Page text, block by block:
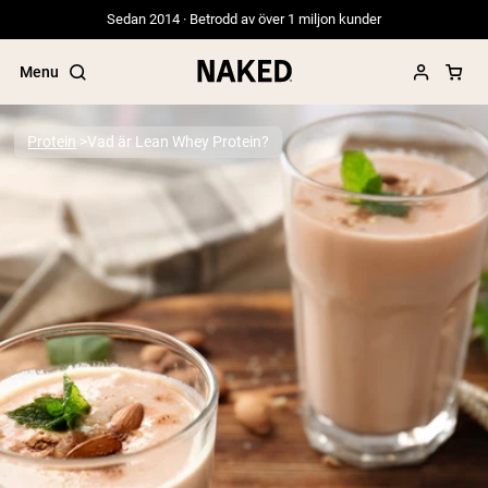
Sedan 2014 · Betrodd av över 1 miljon kunder
Menu
Populära söktermer
”Protein Powder“
”Overnight Oats“
”Vegan protein“
”Collagen“
”Micellar Casein“
PROTEIN POWDERSBest Seller
Gräsbetat vassleprotein
Vassleisolat från gräsbetande djur
Getproteinpulver från get
Protein Vad är Lean Whey Protein?